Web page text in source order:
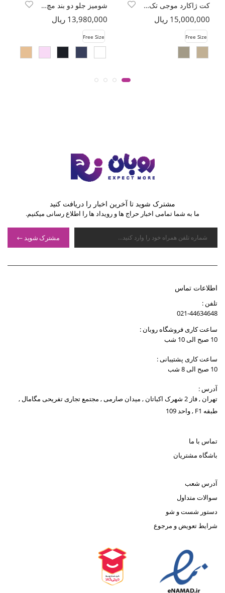
کت ژاکارد موجی تک دکمه طرح بتجقه
15,000,000 ریال
Free Size
شومیز جلو دو بند مچ کش پاپیون گچی
13,980,000 ریال
Free Size
مشترک شوید تا آخرین اخبار را دریافت کنید
ما به شما تمامی اخبار حراج ها و رویداد ها را اطلاع رسانی میکنیم.
مشترک شوید
اطلاعات تماس
تلفن :
021-44634648
ساعت کاری فروشگاه روبان :
10 صبح الی 10 شب
ساعت کاری پشتیبانی :
10 صبح الی 8 شب
آدرس :
تهران , فاز 2 شهرک اکباتان , میدان صارمی , مجتمع تجاری تفریحی مگامال ,
طبقه F1 , واحد 109
تماس با ما
باشگاه مشتریان
آدرس شعب
سوالات متداول
دستور شست و شو
شرایط تعویض و مرجوع